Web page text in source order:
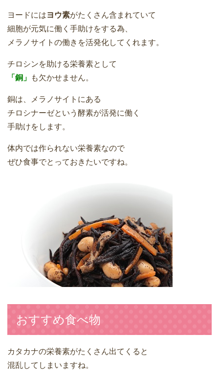
ヨードにはヨウ素がたくさん含まれていて
細胞が元気に働く手助けをする為、
メラノサイトの働きを活発化してくれます。
チロシンを助ける栄養素として
「銅」
も欠かせません。
銅は、メラノサイトにある
チロシナーゼという酵素が活発に働く
手助けをします。
体内では作られない栄養素なので
ぜひ食事でとっておきたいですね。
おすすめ食べ物
カタカナの栄養素がたくさん出てくると
混乱してしまいますね。